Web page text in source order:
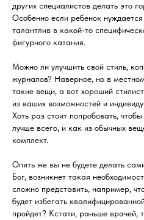
других специалистов делать это
Особенно если ребенок
талантлив в какой-то
фигурного катания.
Можно ли улучшить свой стиль,
журналов? Наверное, но в
такие вещи, а вот хороший
из ваших возможностей и
Хоть раз стоит попробовать,
лучше всего, и как из обычных
комплект.
Опять же вы не будете делать
Бог, возникнет такая
сложно представить, например,
будет избегать
пройдет? Кстати, раньше врачей,